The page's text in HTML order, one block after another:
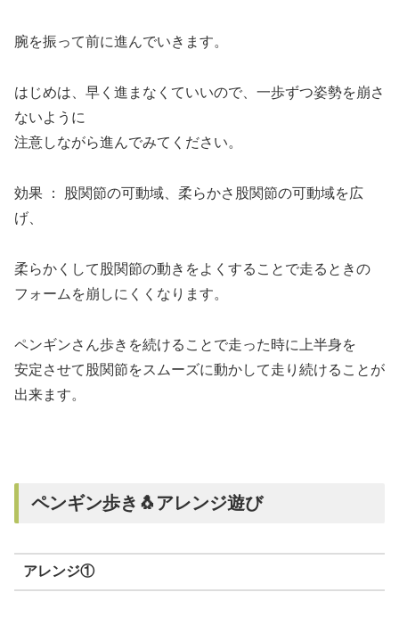
腕を振って前に進んでいきます。
はじめは、早く進まなくていいので、一歩ずつ姿勢を崩さ
ないように
注意しながら進んでみてください。
効果 ： 股関節の可動域、柔らかさ股関節の可動域を広
げ、
柔らかくして股関節の動きをよくすることで走るときの
フォームを崩しにくくなります。
ペンギンさん歩きを続けることで走った時に上半身を
安定させて股関節をスムーズに動かして走り続けることが
出来ます。
ペンギン歩き🐧アレンジ遊び
アレンジ①